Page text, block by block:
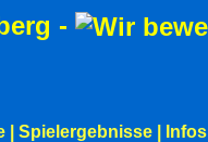
-
Spielergebnisse Infos